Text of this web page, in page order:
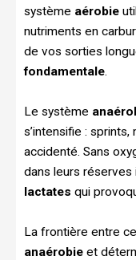
système aérobie
nutriments en
de vos sorties
fondamentale.
Le système
s’intensifie :
accidenté. Sans
dans leurs
lactates qui
La frontière entre
anaérobie et